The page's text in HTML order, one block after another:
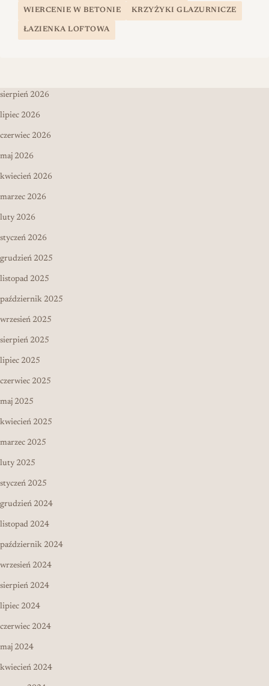
WIERCENIE W BETONIE KRZYŻYKI GLAZURNICZE
ŁAZIENKA LOFTOWA
sierpień 2026
lipiec 2026
czerwiec 2026
maj 2026
kwiecień 2026
marzec 2026
luty 2026
styczeń 2026
grudzień 2025
listopad 2025
październik 2025
wrzesień 2025
sierpień 2025
lipiec 2025
czerwiec 2025
maj 2025
kwiecień 2025
marzec 2025
luty 2025
styczeń 2025
grudzień 2024
listopad 2024
październik 2024
wrzesień 2024
sierpień 2024
lipiec 2024
czerwiec 2024
maj 2024
kwiecień 2024